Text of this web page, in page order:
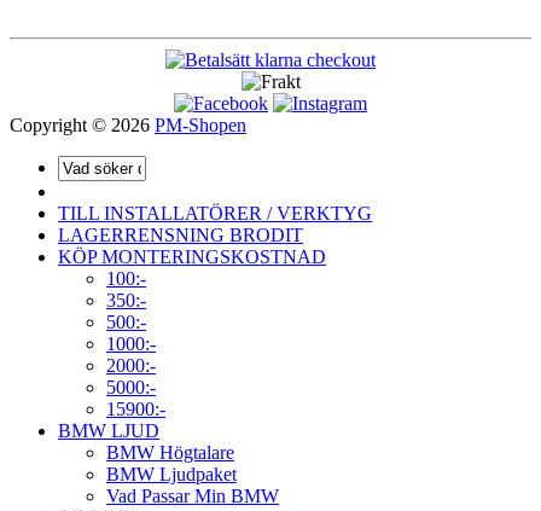
Copyright © 2026 PM-Shopen
TILL INSTALLATÖRER / VERKTYG
LAGERRENSNING BRODIT
KÖP MONTERINGSKOSTNAD
100:-
350:-
500:-
1000:-
2000:-
5000:-
15900:-
BMW LJUD
BMW Högtalare
BMW Ljudpaket
Vad Passar Min BMW